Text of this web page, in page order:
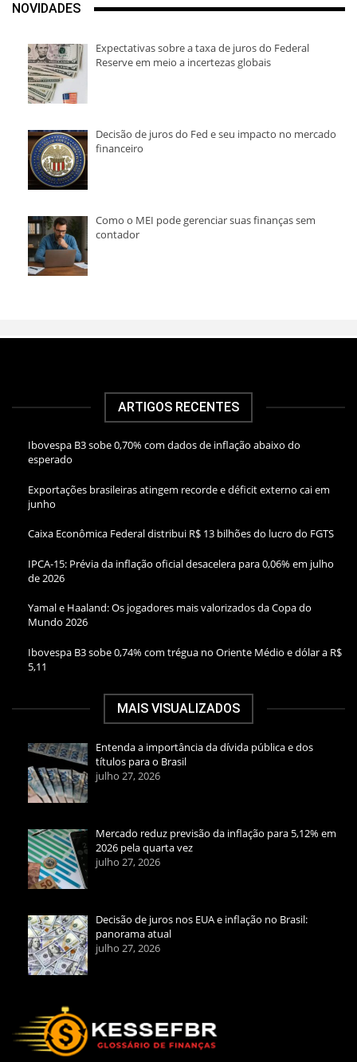
NOVIDADES
Expectativas sobre a taxa de juros do Federal
Reserve em meio a incertezas globais
Decisão de juros do Fed e seu impacto no mercado
financeiro
Como o MEI pode gerenciar suas finanças sem
contador
ARTIGOS RECENTES
Ibovespa B3 sobe 0,70% com dados de inflação abaixo do
esperado
Exportações brasileiras atingem recorde e déficit externo cai em
junho
Caixa Econômica Federal distribui R$ 13 bilhões do lucro do FGTS
IPCA-15: Prévia da inflação oficial desacelera para 0,06% em julho
de 2026
Yamal e Haaland: Os jogadores mais valorizados da Copa do
Mundo 2026
Ibovespa B3 sobe 0,74% com trégua no Oriente Médio e dólar a R$
5,11
MAIS VISUALIZADOS
Entenda a importância da dívida pública e dos
títulos para o Brasil
julho 27, 2026
Mercado reduz previsão da inflação para 5,12% em
2026 pela quarta vez
julho 27, 2026
Decisão de juros nos EUA e inflação no Brasil:
panorama atual
julho 27, 2026